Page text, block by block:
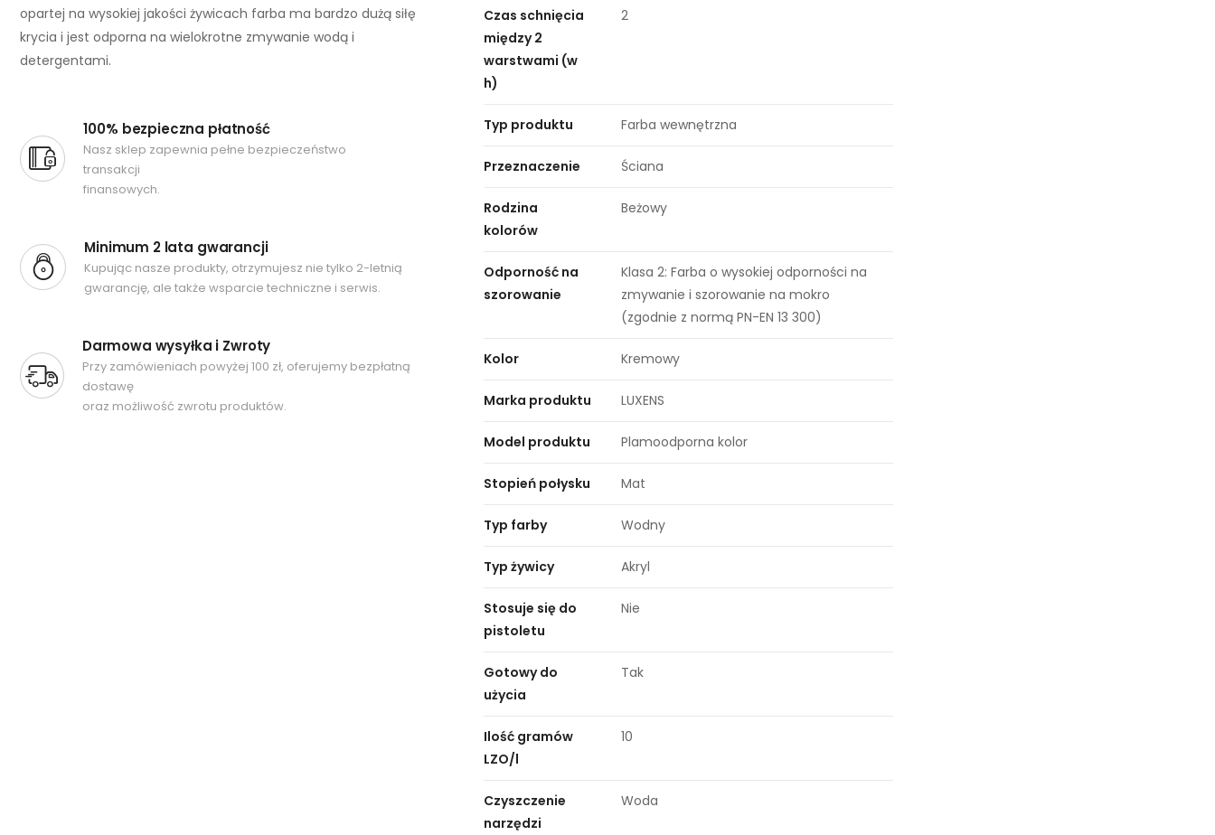
opartej na wysokiej jakości żywicach farba ma bardzo dużą siłę
krycia i jest odporna na wielokrotne zmywanie wodą i
detergentami.
100% bezpieczna płatność
Nasz sklep zapewnia pełne bezpieczeństwo
transakcji
finansowych.
Minimum 2 lata gwarancji
Kupując nasze produkty, otrzymujesz nie tylko 2-letnią
gwarancję, ale także wsparcie techniczne i serwis.
Darmowa wysyłka i Zwroty
Przy zamówieniach powyżej 100 zł, oferujemy bezpłatną
dostawę
oraz możliwość zwrotu produktów.
Czas schnięcia
między 2
warstwami (w
h)
2
Typ produktu Farba wewnętrzna
Przeznaczenie Ściana
Rodzina
kolorów
Beżowy
Odporność na
szorowanie
Klasa 2: Farba o wysokiej odporności na
zmywanie i szorowanie na mokro
(zgodnie z normą PN-EN 13 300)
Kolor Kremowy
Marka produktu LUXENS
Model produktu Plamoodporna kolor
Stopień połysku Mat
Typ farby Wodny
Typ żywicy Akryl
Stosuje się do
pistoletu
Nie
Gotowy do
użycia
Tak
Ilość gramów
LZO/l
10
Czyszczenie
narzędzi
Woda